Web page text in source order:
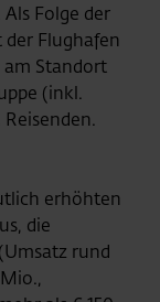
Folge der
Flughafen
am Standort
(inkl.
erhöhten
die
rund